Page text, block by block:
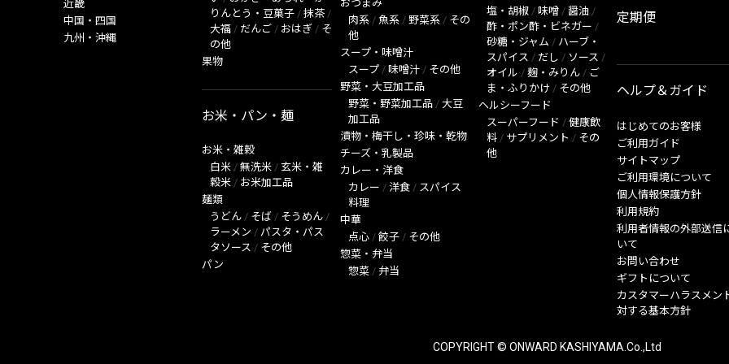
近畿
中国・四国
九州・沖縄
りんとう・豆菓子 / 抹茶 /
大福 / だんご / おはぎ / そ
の他
果物
お米・パン・麺
お米・雑穀
白米 / 無洗米 / 玄米・雑
穀米 / お米加工品
麺類
うどん / そば / そうめん /
ラーメン / パスタ・パス
タソース / その他
パン
おつまみ
肉系 / 魚系 / 野菜系 / その
他
スープ・味噌汁
スープ / 味噌汁 / その他
野菜・大豆加工品
野菜・野菜加工品 / 大豆
加工品
漬物・梅干し・珍味・乾物
チーズ・乳製品
カレー・洋食
カレー / 洋食 / スパイス
料理
中華
点心 / 餃子 / その他
惣菜・弁当
惣菜 / 弁当
塩・胡椒 / 味噌 / 醤油 /
酢・ポン酢・ビネガー /
砂糖・ジャム / ハーブ・
スパイス / だし / ソース /
オイル / 麹・みりん / ご
ま・ふりかけ / その他
ヘルシーフード
スーパーフード / 健康飲
料 / サプリメント / その
他
定期便
ヘルプ＆ガイド
はじめてのお客様
ご利用ガイド
サイトマップ
ご利用環境について
個人情報保護方針
利用規約
利用者情報の外部送信
いて
お問い合わせ
ギフトについて
カスタマーハラスメン
対する基本方針
COPYRIGHT © ONWARD KASHIYAMA.Co.,Ltd